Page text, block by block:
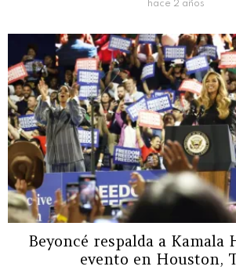
hace 2 años
Beyoncé respalda a Kamala
evento en Houston,